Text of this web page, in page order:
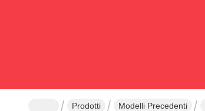
Prodotti Modelli Precedenti